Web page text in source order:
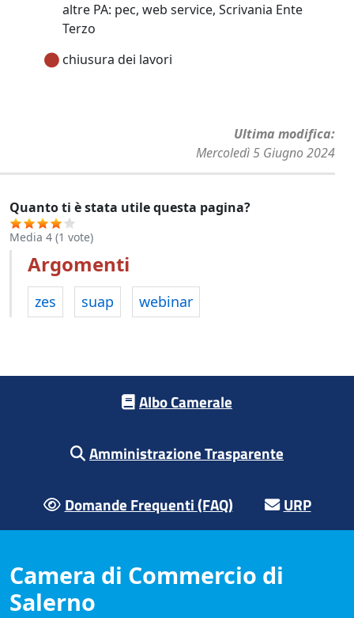
altre PA: pec, web service, Scrivania Ente
Terzo
chiusura dei lavori
Ultima modifica
Mercoledì 5 Giugno 2024
Quanto ti è stata utile questa pagina?
Media 4 (1 vote)
Argomenti
zes suap webinar
Albo Camerale
Amministrazione Trasparente
Domande Frequenti (FAQ) URP
Camera di Commercio di
Salerno